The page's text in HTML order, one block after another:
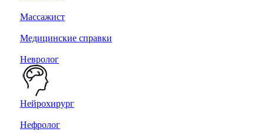
Массажист
Медицинские справки
Невролог
Нейрохирург
Нефролог